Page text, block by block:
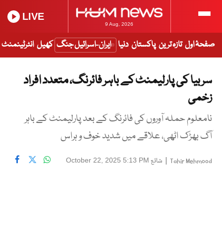
9 Aug, 2026
LIVE
صفحۂ اول تازہ ترین پاکستان دنیا ایران-اسرائیل جنگ کھیل انٹرٹینمنٹ
سربیا کی پارلیمنٹ کے باہر فائرنگ، متعدد افراد
زخمی
نامعلوم حملہ آوروں کی فائرنگ کے بعد پارلیمنٹ کے باہر
آگ بھڑک اٹھی، علاقے میں شدید خوف و ہراس
Tahir Mehmood
| شائع October 22, 2025 5:13 PM